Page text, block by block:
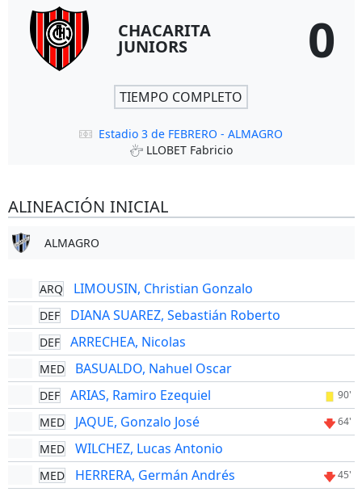
CHACARITA
JUNIORS 0
TIEMPO COMPLETO
Estadio 3 de FEBRERO - ALMAGRO
LLOBET Fabricio
ALINEACIÓN INICIAL
ALMAGRO
ARQ LIMOUSIN, Christian Gonzalo
DEF DIANA SUAREZ, Sebastián Roberto
DEF ARRECHEA, Nicolas
MED BASUALDO, Nahuel Oscar
DEF ARIAS, Ramiro Ezequiel 90'
MED JAQUE, Gonzalo José 64'
MED WILCHEZ, Lucas Antonio
MED HERRERA, Germán Andrés 45'